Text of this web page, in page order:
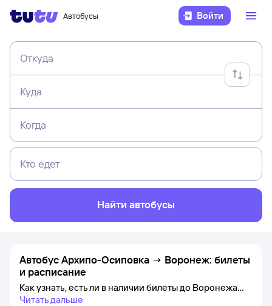
Автобусы Войти
Откуда
Куда
Когда
Кто едет
Найти автобусы
Автобус Архипо-Осиповка → Воронеж: билеты
и расписание
Как узнать, есть ли в наличии билеты до Воронежа
Читать дальше